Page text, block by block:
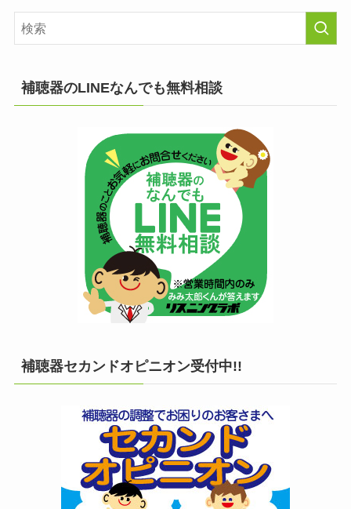
補聴器のLINEなんでも無料相談
補聴器セカンドオピニオン受付中!!